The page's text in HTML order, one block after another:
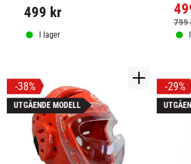
499 kr
I lager
färg
799
38%
UTGÅENDE MODELL
29%